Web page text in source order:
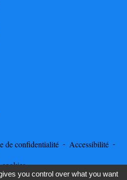
de confidentialité - Accessibilité -
cookies
you control over what you want